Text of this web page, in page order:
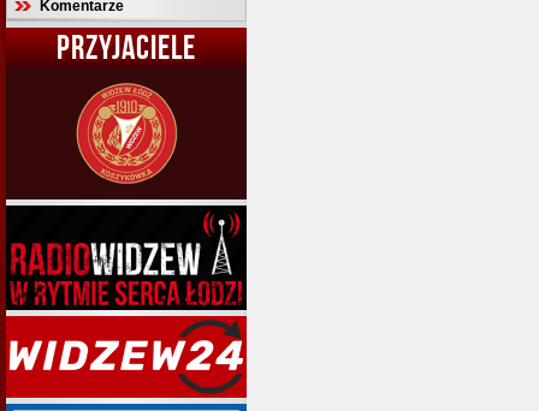
Komentarze
PRZYJACIELE